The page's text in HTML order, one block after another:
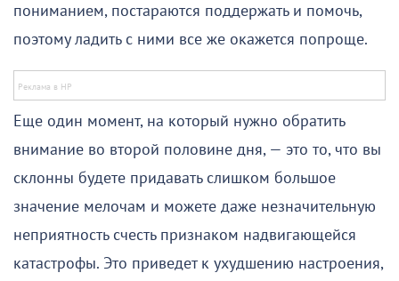
пониманием, постараются поддержать и помочь,
поэтому ладить с ними все же окажется попроще.
Еще один момент, на который нужно обратить
внимание во второй половине дня, — это то, что вы
склонны будете придавать слишком большое
значение мелочам и можете даже незначительную
неприятность счесть признаком надвигающейся
катастрофы. Это приведет к ухудшению настроения,